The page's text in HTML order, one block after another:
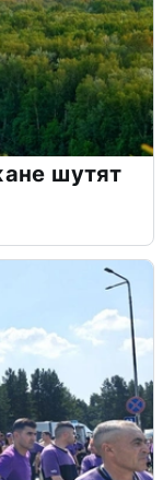
шутят